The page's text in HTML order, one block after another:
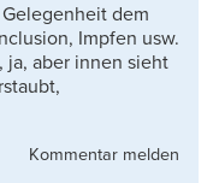
dem
Impfen usw.
ja, aber innen sieht
Kommentar melden